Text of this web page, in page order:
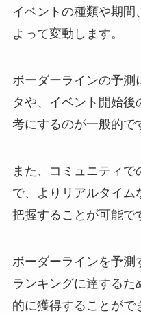
イベントの種類や期
よって変動します。
ボーダーラインの予測
タや、イベント開始
考にするのが一般的で
また、コミュニティで
で、よりリアルタイム
把握することが可能で
ボーダーラインを予測
ランキングに達する
的に獲得することがで